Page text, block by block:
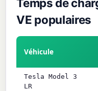
Temps de
VE populaires
Véhicule
Tesla Model 3
LR